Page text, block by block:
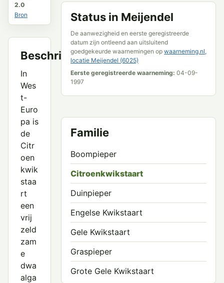
2.0
Bron
Beschrijving
In
Wes
t-
Euro
pa is
de
Citr
oen
kwik
staa
rt
een
vrij
zeld
zam
e
dwa
alga
Status in Meijendel
De aanwezigheid en eerste geregistreerde
datum zijn ontleend aan uitsluitend
goedgekeurde waarnemingen op waarneming.nl,
locatie Meijendel (6025)
Eerste geregistreerde waarneming: 04-09-
1997
Familie
Boompieper
Citroenkwikstaart
Duinpieper
Engelse Kwikstaart
Gele Kwikstaart
Graspieper
Grote Gele Kwikstaart